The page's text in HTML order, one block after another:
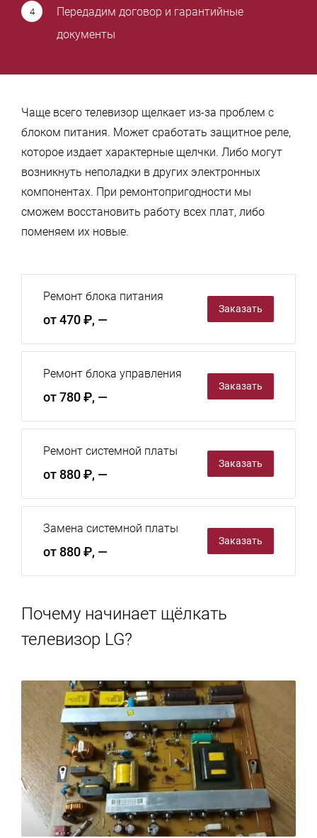
Передадим договор и гарантийные
документы
Чаще всего телевизор щелкает из-за проблем с
блоком питания. Может сработать защитное реле,
которое издает характерные щелчки. Либо могут
возникнуть неполадки в других электронных
компонентах. При ремонтопригодности мы
сможем восстановить работу всех плат, либо
поменяем их новые.
Ремонт блока питания
от 470 ₽, —
Заказать
Ремонт блока управления
от 780 ₽, —
Заказать
Ремонт системной платы
от 880 ₽, —
Заказать
Замена системной платы
от 880 ₽, —
Заказать
Почему начинает щёлкать
телевизор LG?